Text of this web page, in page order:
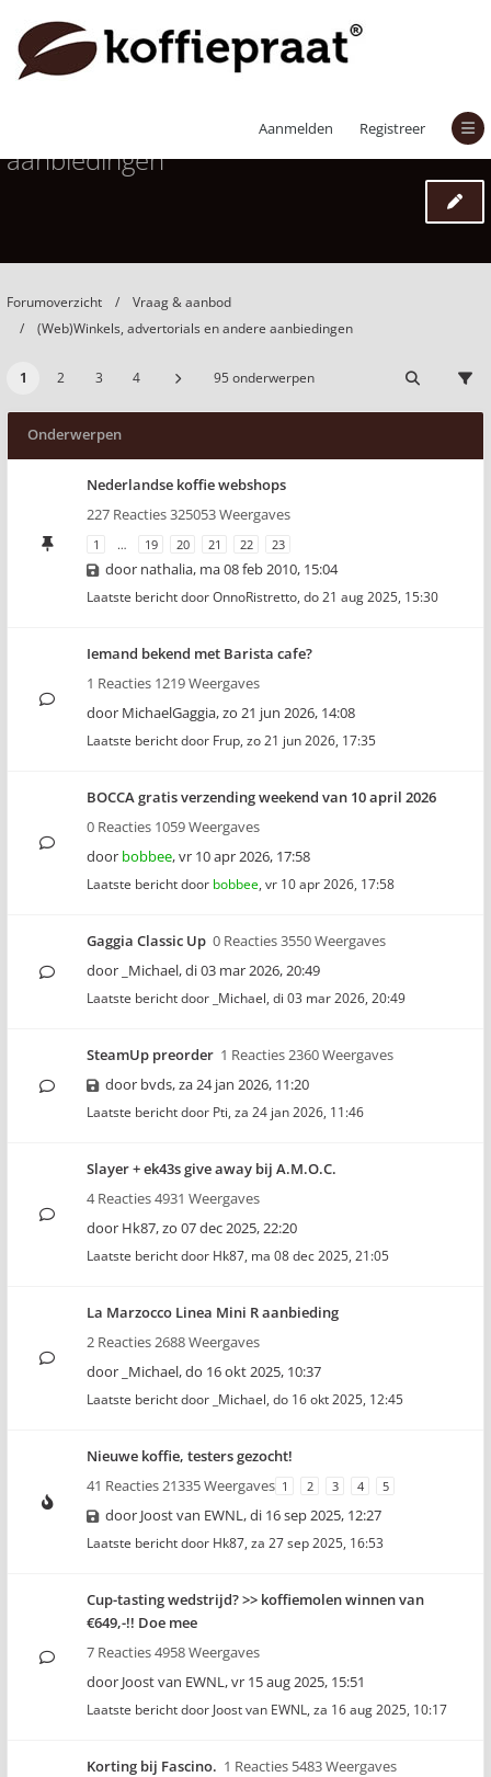
Aanmelden Registreer
(Web)Winkels, advertorials en andere
aanbiedingen
Forumoverzicht
Vraag & aanbod
(Web)Winkels, advertorials en andere aanbiedingen
1 2 3 4 95 onderwerpen
Onderwerpen
Nederlandse koffie webshops
227 Reacties 325053 Weergaves
1 … 19 20 21 22 23
door nathalia, ma 08 feb 2010, 15:04
Laatste bericht doorOnnoRistretto, do 21 aug 2025, 15:30
Iemand bekend met Barista cafe?
1 Reacties 1219 Weergaves
door MichaelGaggia,zo 21 jun 2026, 14:08
Laatste bericht door Frup, zo 21 jun 2026, 17:35
BOCCA gratis verzending weekend van 10 april 2026
0 Reacties 1059 Weergaves
door bobbee,vr 10 apr 2026, 17:58
Laatste bericht door bobbee, vr 10 apr 2026, 17:58
Gaggia Classic Up 0 Reacties 3550 Weergaves
door _Michael,di 03 mar 2026, 20:49
Laatste bericht door _Michael, di 03 mar 2026, 20:49
SteamUp preorder 1 Reacties 2360 Weergaves
door bvds,za 24 jan 2026, 11:20
Laatste bericht door Pti, za 24 jan 2026, 11:46
Slayer + ek43s give away bij A.M.O.C.
4 Reacties 4931 Weergaves
door Hk87,zo 07 dec 2025, 22:20
Laatste bericht door Hk87, ma 08 dec 2025, 21:05
La Marzocco Linea Mini R aanbieding
2 Reacties 2688 Weergaves
door _Michael,do 16 okt 2025, 10:37
Laatste bericht door _Michael, do 16 okt 2025, 12:45
Nieuwe koffie, testers gezocht!
41 Reacties 21335 Weergaves 1 2 3 4 5
door Joost van EWNL,di 16 sep 2025, 12:27
Laatste bericht door Hk87, za 27 sep 2025, 16:53
Cup-tasting wedstrijd? >> koffiemolen winnen van
€649,-!! Doe mee
7 Reacties 4958 Weergaves
door Joost van EWNL,vr 15 aug 2025, 15:51
Laatste bericht door Joost van EWNL, za 16 aug 2025, 10:17
Korting bij Fascino. 1 Reacties 5483 Weergaves